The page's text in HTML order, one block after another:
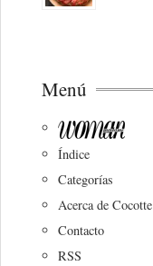
Menú
Índice
Categorías
Acerca de Cocotte
Contacto
RSS